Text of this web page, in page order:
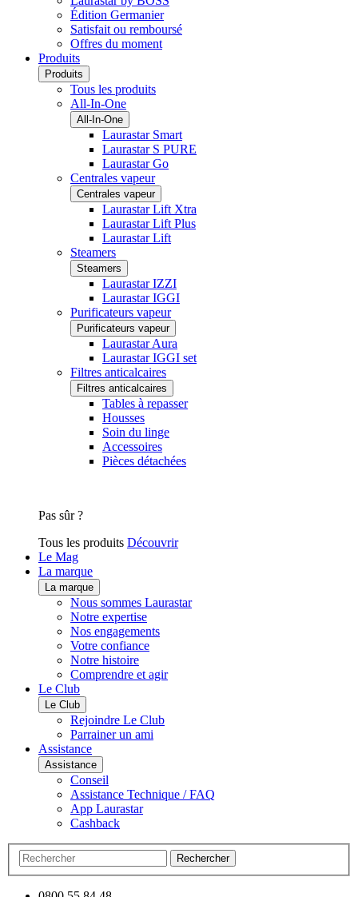
Édition Germanier
Satisfait ou remboursé
Offres du moment
Produits
Produits
Tous les produits
All-In-One
All-In-One
Laurastar Smart
Laurastar S PURE
Laurastar Go
Centrales vapeur
Centrales vapeur
Laurastar Lift Xtra
Laurastar Lift Plus
Laurastar Lift
Steamers
Steamers
Laurastar IZZI
Laurastar IGGI
Purificateurs vapeur
Purificateurs vapeur
Laurastar Aura
Laurastar IGGI set
Filtres anticalcaires
Filtres anticalcaires
Tables à repasser
Housses
Soin du linge
Accessoires
Pièces détachées
Pas sûr ?
Tous les produits Découvrir
Le Mag
La marque
La marque
Nous sommes Laurastar
Notre expertise
Nos engagements
Votre confiance
Notre histoire
Comprendre et agir
Le Club
Le Club
Rejoindre Le Club
Parrainer un ami
Assistance
Assistance
Conseil
Assistance Technique / FAQ
App Laurastar
Cashback
Rechercher